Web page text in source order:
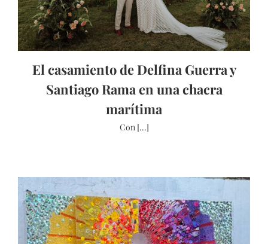
El casamiento de Delfina Guerra y
Santiago Rama en una chacra
marítima
Con [...]